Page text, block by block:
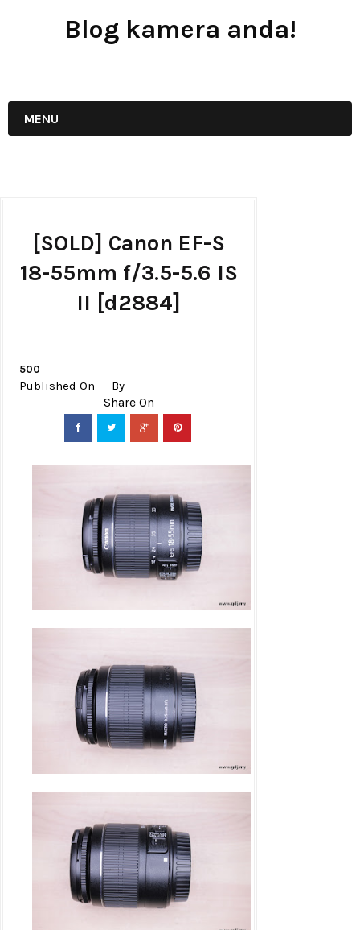
Blog kamera anda!
MENU
[SOLD] Canon EF-S
18-55mm f/3.5-5.6 IS
II [d2884]
500
Published On By